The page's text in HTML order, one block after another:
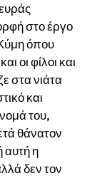
στο έργο
όπου
οι φίλοι και
στα νιάτα
και
του,
θάνατον
αυτή η
δεν τον